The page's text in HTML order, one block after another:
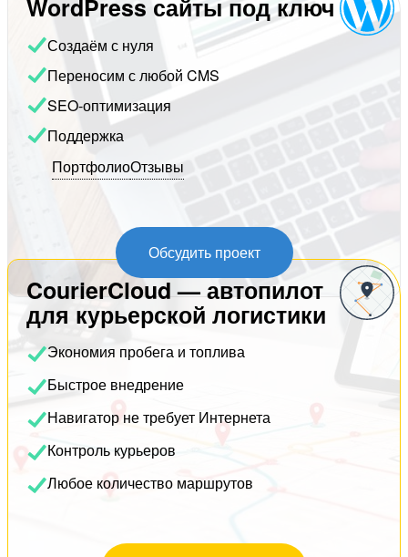
WordPress сайты под ключ
Создаём с нуля
Переносим с любой CMS
SEO-оптимизация
Поддержка
ПортфолиоОтзывы
Обсудить проект
CourierCloud — автопилот
для курьерской логистики
Экономия пробега и топлива
Быстрое внедрение
Навигатор не требует Интернета
Контроль курьеров
Любое количество маршрутов